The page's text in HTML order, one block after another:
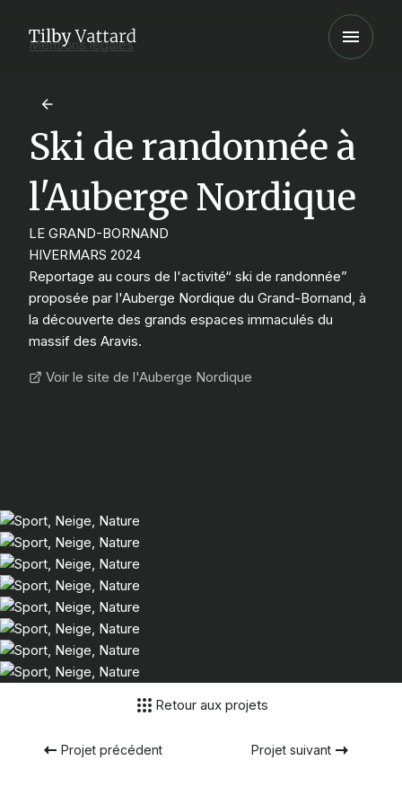
Mentions légales
Ski de randonnée à
l'Auberge Nordique
LE GRAND-BORNAND
HIVERMARS 2024
Reportage au cours de l'activité“ ski de randonnée”
proposée par l'Auberge Nordique du Grand-Bornand, à
la découverte des grands espaces immaculés du
massif des Aravis.
Voir le site de l'Auberge Nordique
Projet précédent
Retour aux projets
Projet suivant